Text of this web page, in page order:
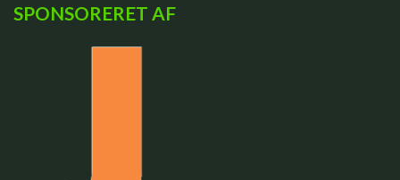
SPONSORERET AF